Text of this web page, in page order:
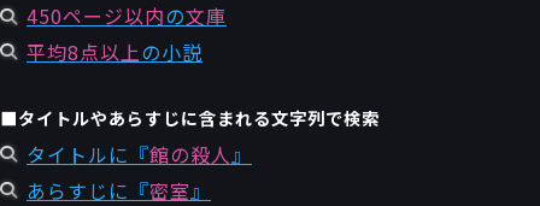
450ページ以内の文庫
平均8点以上の小説
■タイトルやあらすじに含まれる文字列で検索
タイトルに『館の殺人』
あらすじに『密室 』